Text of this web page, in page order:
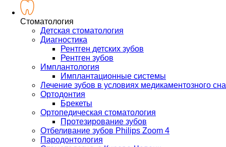
Стоматология
Детская стоматология
Диагностика
Рентген детских зубов
Рентген зубов
Имплантология
Имплантационные системы
Лечение зубов в условиях медикаментозного сна
Ортодонтия
Брекеты
Ортопедическая стоматология
Протезирование зубов
Отбеливание зубов Philips Zoom 4
Пародонтология